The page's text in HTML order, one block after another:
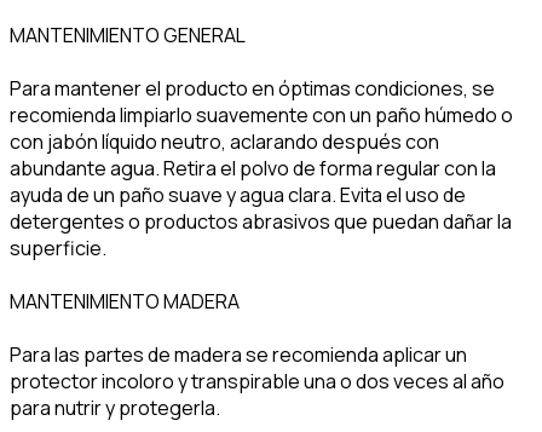
MANTENIMIENTO GENERAL
Para mantener el producto en óptimas condiciones, se
recomienda limpiarlo suavemente con un paño húmedo o
con jabón líquido neutro, aclarando después con
abundante agua. Retira el polvo de forma regular con la
ayuda de un paño suave y agua clara. Evita el uso de
detergentes o productos abrasivos que puedan dañar la
superficie.
MANTENIMIENTO MADERA
Para las partes de madera se recomienda aplicar un
protector incoloro y transpirable una o dos veces al año
para nutrir y protegerla.